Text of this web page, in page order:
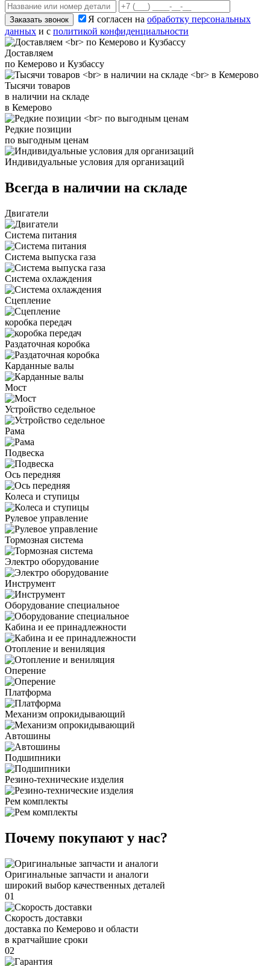
Заказать звонок Я согласен на обработку персональных
данных и с политикой конфиденциальности
Доставляем
по Кемерово и Кузбассу
Тысячи товаров
в наличии на складе
в Кемерово
Редкие позиции
по выгодным ценам
Индивидуальные условия для организаций
Всегда в наличии на складе
Двигатели
Система питания
Система выпуска газа
Система охлаждения
Сцепление
коробка передач
Раздаточная коробка
Карданные валы
Мост
Устройство седельное
Рама
Подвеска
Ось передняя
Колеса и ступицы
Рулевое управление
Тормозная система
Электро оборудование
Инструмент
Оборудование специальное
Кабина и ее принадлежности
Отопление и вениляция
Оперение
Платформа
Механизм опрокидывающий
Автошины
Подшипники
Резино-технические изделия
Рем комплекты
Почему покупают у нас?
Оригинальные запчасти и аналоги
широкий выбор качественных деталей
01
Скорость доставки
доставка по Кемерово и области
в кратчайшие сроки
02